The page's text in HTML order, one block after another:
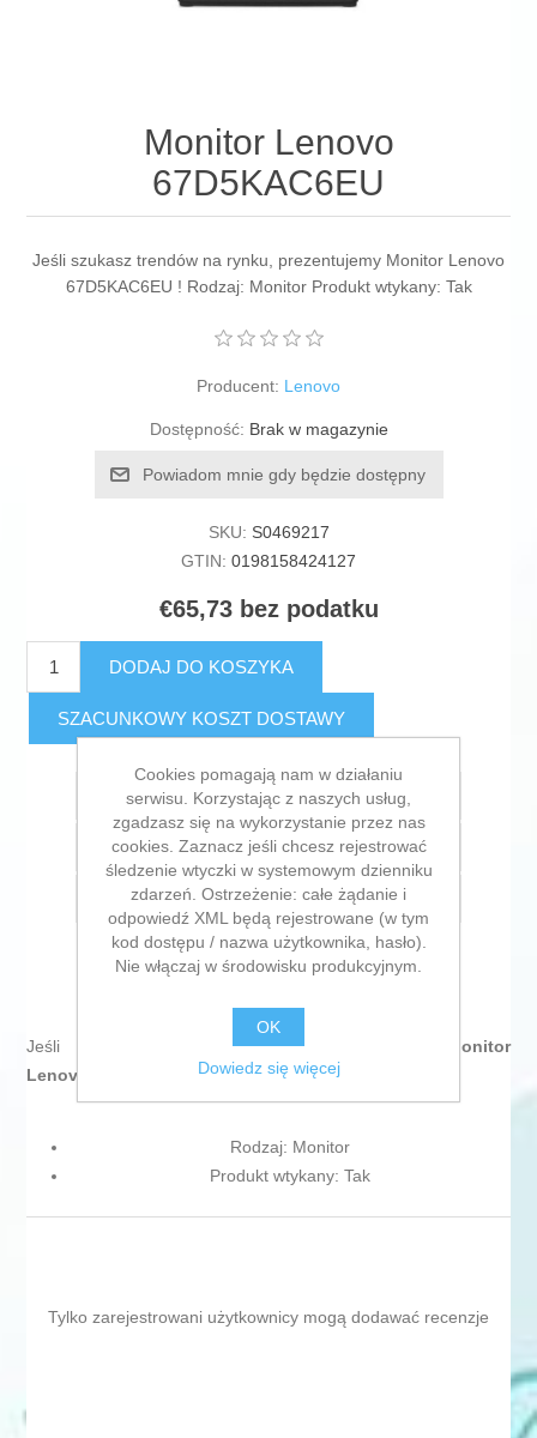
Monitor Lenovo
67D5KAC6EU
Jeśli szukasz trendów na rynku, prezentujemy Monitor Lenovo
67D5KAC6EU ! Rodzaj: Monitor Produkt wtykany: Tak
Producent: Lenovo
Dostępność: Brak w magazynie
Powiadom mnie gdy będzie dostępny
SKU: S0469217
GTIN: 0198158424127
€65,73 bez podatku
DODAJ DO KOSZYKA
SZACUNKOWY KOSZT DOSTAWY
Dodaj do listy życzeń
Dodaj do listy porównywania
E-mail znajomego
Jeśli szukasz trendów na rynku, prezentujemy
Monitor
Lenovo 67D5KAC6EU!
Rodzaj: Monitor
Produkt wtykany: Tak
Tylko zarejestrowani użytkownicy mogą dodawać recenzje
Cookies pomagają nam w działaniu
serwisu. Korzystając z naszych usług,
zgadzasz się na wykorzystanie przez nas
cookies. Zaznacz jeśli chcesz rejestrować
śledzenie wtyczki w systemowym dzienniku
zdarzeń. Ostrzeżenie: całe żądanie i
odpowiedź XML będą rejestrowane (w tym
kod dostępu / nazwa użytkownika, hasło).
Nie włączaj w środowisku produkcyjnym.
OK
Dowiedz się więcej